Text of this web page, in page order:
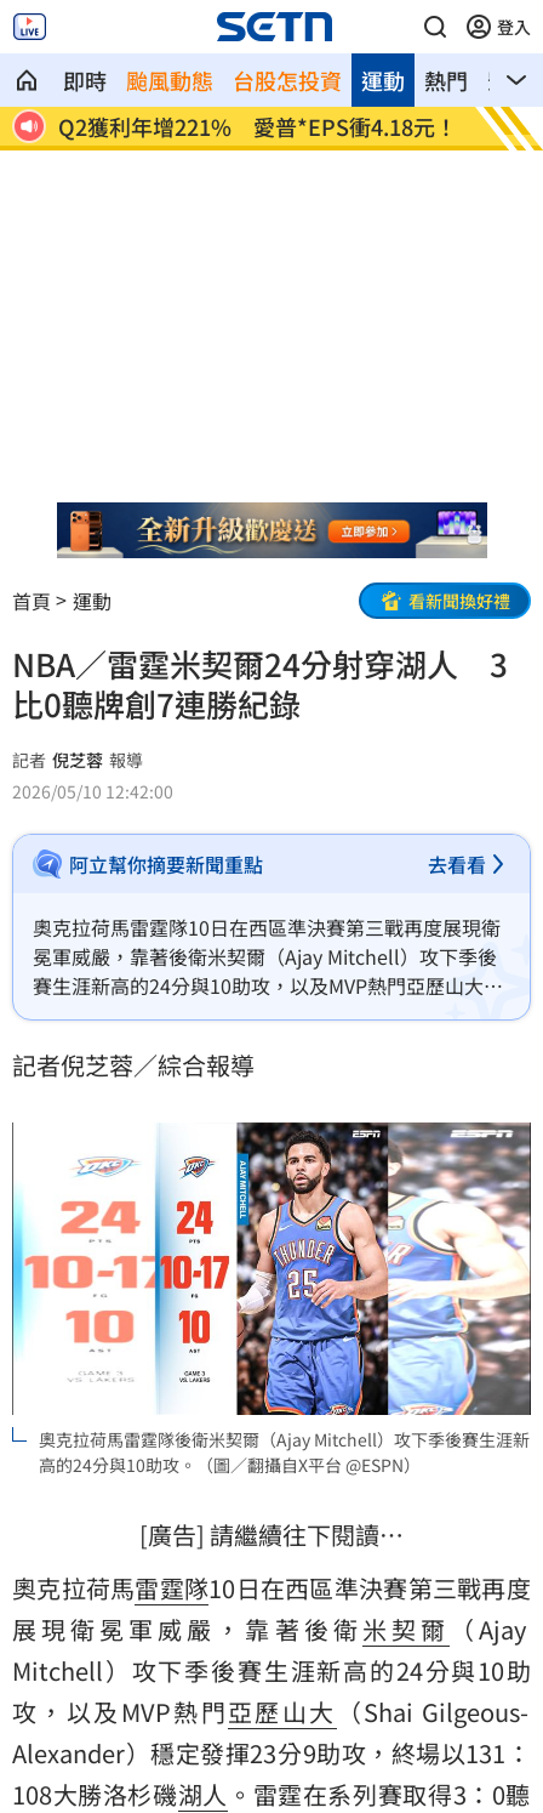
登入
即時 颱風動態 台股怎投資 熱門 影音
運動
利年增221% 愛普*EPS衝4.18元！ 宏福苑大火調
首頁 運動 看新聞換好禮
NBA／雷霆米契爾24分射穿湖人 3
比0聽牌創7連勝紀錄
記者 倪芝蓉 報導
2026/05/10 12:42:00
阿立幫你摘要新聞重點 去看看
奧克拉荷馬雷霆隊10日在西區準決賽第三戰再度展現衛
冕軍威嚴，靠著後衛米契爾（Ajay Mitchell）攻下季後
賽生涯新高的24分與10助攻，以及MVP熱門亞歷山大
（Shai Gilgeous-Alexander）穩定發揮23分9助攻，終
聽牌優勢，更寫下季後賽開局7連勝的紀錄，將湖人隊逼
記者倪芝蓉／綜合報導
奧克拉荷馬雷霆隊後衛米契爾（Ajay Mitchell）攻下季後賽生涯新
高的24分與10助攻。（圖／翻攝自X平台 @ESPN）
[廣告] 請繼續往下閱讀…
奧克拉荷馬雷霆隊10日在西區準決賽第三戰再度
展現衛冕軍威嚴，靠著後衛米契爾
（Ajay
Mitchell）攻下季後賽生涯新高的24分與10助
攻，以及MVP熱門亞歷山大
（Shai Gilgeous-
Alexander）穩定發揮23分9助攻，終場以131：
108大勝洛杉磯湖人 。雷霆在系列賽取得3：0聽